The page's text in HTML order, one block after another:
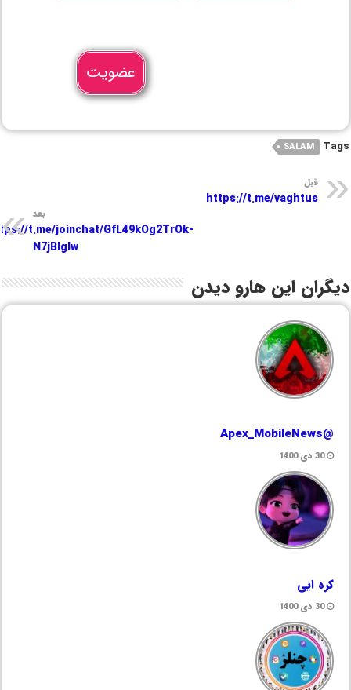
عضویت
Tags
SALAM
قبل
https://t.me/vaghtus
بعد
t.me/joinchat/GfL49kOg2TrOk-
N7jBIglw
دیگران این هارو دیدن
@Apex_MobileNews
30 دی 1400
کره ایی
30 دی 1400